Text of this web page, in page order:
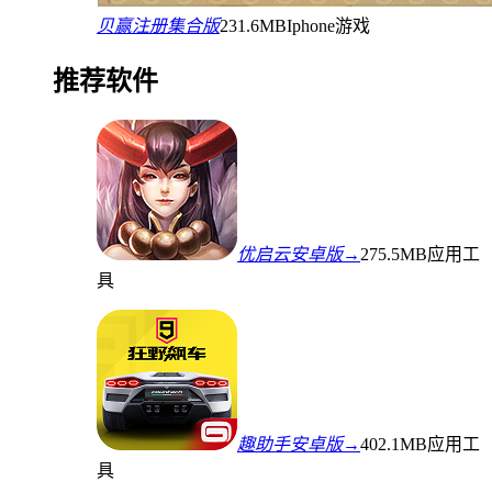
贝赢注册集合版231.6MBIphone游戏
推荐软件
优启云安卓版→ 275.5MB应用工
具
趣助手安卓版→402.1MB应用工
具